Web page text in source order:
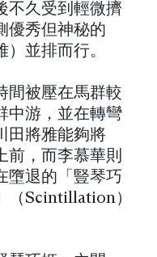
不久受到輕微擠
優秀但神秘的
）並排而行。
間被壓在馬群較
中游，並在轉彎
田將雅能夠將
前，而李慕華則
墮退的「豎琴巧
（Scintillation）